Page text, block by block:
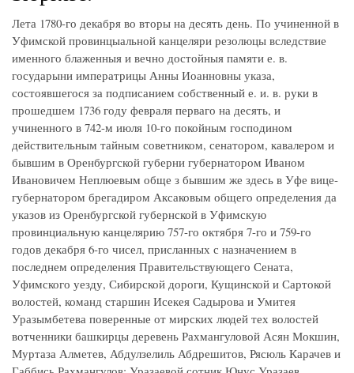
Лета 1780-го декабря во вторы на десять день. По учиненной в
Уфимской провинцыальной канцеляри резолюцы вследствие
именного блаженныя и вечно достойныя памяти е. в.
государыни императрицы Анны Иоанновны указа,
состоявшегося за подписанием собственный е. и. в. руки в
прошедшем 1736 году февраля перваго на десять, и
учиненного в 742-м июля 10-го покойным господином
действительным тайным советником, сенатором, кавалером и
бывшим в Оренбургской губерни губернатором Иваном
Ивановичем Неплюевым обще з бывшим же здесь в Уфе вице-
губернатором брегадиром Аксаковым общего определения да
указов из Оренбургской губернской в Уфимскую
провинциальную канцелярию 757-го октября 7-го и 759-го
годов декабря 6-го чисел, присланных с назначением в
последнем определения Правительствующего Сената,
Уфимского уезду, Сибирской дороги, Кущинской и Сартокой
волостей, команд старшин Исекея Садырова и Умитея
Уразымбетева поверенные от мирских людей тех волостей
вотченники башкирцы деревень Рахмангуловой Асян Мокшин,
Муртаза Алметев, Абдулзелиль Абдрешитов, Рясюль Карачев и